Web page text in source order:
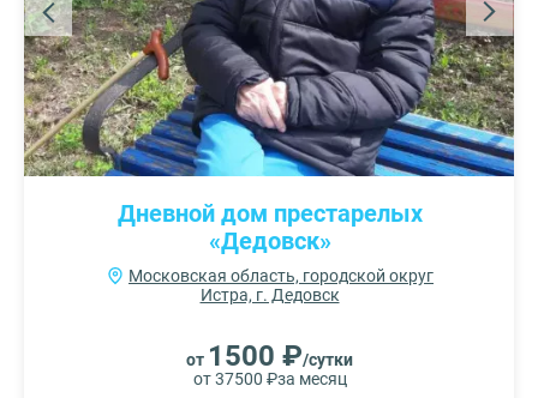
Дневной дом престарелых
«Дедовск»
Московская область, городской округ
Истра, г. Дедовск
от 1500 ₽/сутки
от 37500 ₽за месяц